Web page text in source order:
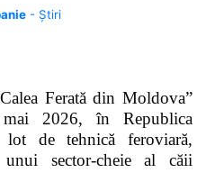
- Știri
Ferată din Moldova”
2026, în Republica
de tehnică feroviară,
unui sector-cheie al căii